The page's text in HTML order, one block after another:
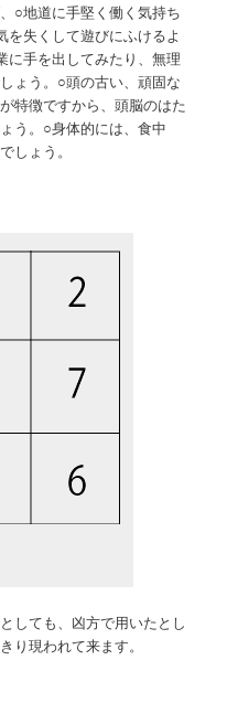
○地道に手堅く働く気持ち
失くして遊びにふけるよ
に手を出してみたり、無理
ょう。○頭の古い、頑固な
特徴ですから、頭脳のはた
う。○身体的には、食中
しょう。
しても、凶方で用いたとし
り現われて来ます。